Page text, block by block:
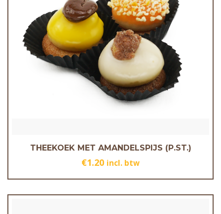
THEEKOEK MET AMANDELSPIJS (P.ST.)
€1.20 incl. btw